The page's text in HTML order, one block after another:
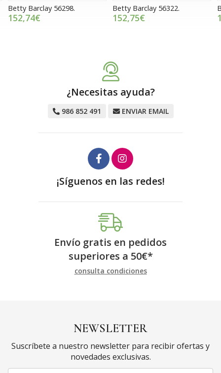
Betty Barclay 56322.
152,75€
Betty Barclay 56349.
140,00€
¿Necesitas ayuda?
986 852 491 ENVIAR EMAIL
¡Síguenos en las redes!
Envío gratis en pedidos
superiores a 50€*
consulta condiciones
NEWSLETTER
Suscríbete a nuestro newsletter para recibir ofertas y
novedades exclusivas.